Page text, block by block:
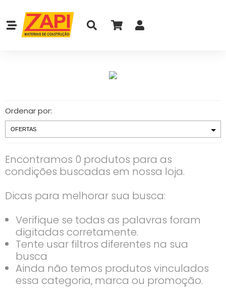
Ordenar por:
Encontramos 0 produtos para as
condições buscadas em nossa loja.
Dicas para melhorar sua busca:
Verifique se todas as palavras foram
digitadas corretamente.
Tente usar filtros diferentes na sua
busca
Ainda não temos produtos vinculados
essa categoria, marca ou promoção.